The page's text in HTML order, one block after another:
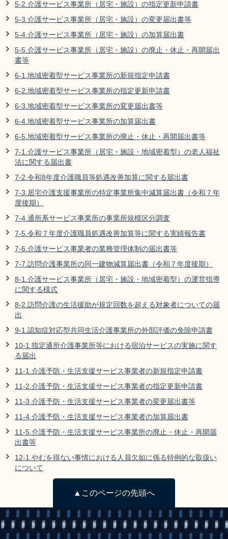
5-2.介護サービス事業所（居宅・施設）の指定更新申請書
5-3.介護サービス事業所（居宅・施設）の変更届出書等
5-4.介護サービス事業所（居宅・施設）の加算届出書
5-5.介護サービス事業所（居宅・施設）の廃止・休止・再開届出
書等
6-1.地域密着型サービス事業所の新規指定申請書
6-2.地域密着型サービス事業所の指定更新申請書
6-3.地域密着型サービス事業所の変更届出書等
6-4.地域密着型サービス事業所の加算届出書
6-5.地域密着型サービス事業所の廃止・休止・再開届出書等
7-1.介護サービス事業所（居宅・施設・地域密着型）の老人福祉
法に関する届出書
7-2.令和8年度介護職員等処遇改善加算に関する届出書
7-3.居宅介護支援事業所の特定事業所集中減算届出書（令和７年
度後期）
7-4.通所系サービス事業所の事業所規模区分調査
7-5.令和７年度介護職員処遇改善加算等に関する実績報告書
7-6.介護サービス事業者の業務管理体制の届出書等
7-7.訪問介護事業所の同一建物減算届出書（令和７年度後期）
8-1.介護サービス事業所（居宅・施設・地域密着型）の運営指導
に関する様式
8-2.訪問介護の生活援助が規定回数を超える対象者についての届
出
9-1.認知症対応型共同生活介護事業所の外部評価の免除申請書
10-1.指定通所介護事業所等における宿泊サービスの実施に関す
る届出
11-1.介護予防・生活支援サービス事業者の新規指定申請書
11-2.介護予防・生活支援サービス事業者の指定更新申請書
11-3.介護予防・生活支援サービス事業者の変更届出書等
11-4.介護予防・生活支援サービス事業者の加算届出書
11-5.介護予防・生活支援サービス事業所の廃止・休止・再開届
出書等
12-1.やむを得ない事情における人員欠如に係る特例的な取扱い
について
▲このページの先頭へ